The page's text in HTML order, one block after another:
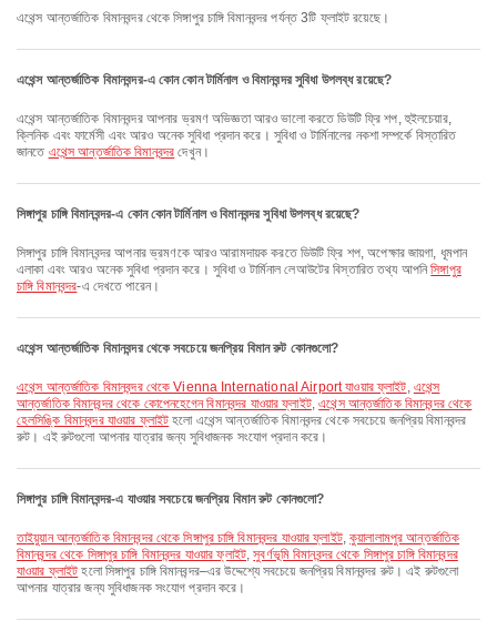
এথেন্স আন্তর্জাতিক বিমানবন্দর থেকে সিঙ্গাপুর চাঙ্গি বিমানবন্দর পর্যন্ত 3টি ফ্লাইট রয়েছে।
এথেন্স আন্তর্জাতিক বিমানবন্দর-এ কোন কোন টার্মিনাল ও বিমানবন্দর সুবিধা উপলব্ধ রয়েছে?
এথেন্স আন্তর্জাতিক বিমানবন্দর আপনার ভ্রমণ অভিজ্ঞতা আরও ভালো করতে ডিউটি ফ্রি শপ, হুইলচেয়ার,
ক্লিনিক এবং ফার্মেসী এবং আরও অনেক সুবিধা প্রদান করে। সুবিধা ও টার্মিনালের নকশা সম্পর্কে বিস্তারিত
জানতে এথেন্স আন্তর্জাতিক বিমানবন্দর দেখুন।
সিঙ্গাপুর চাঙ্গি বিমানবন্দর-এ কোন কোন টার্মিনাল ও বিমানবন্দর সুবিধা উপলব্ধ রয়েছে?
সিঙ্গাপুর চাঙ্গি বিমানবন্দর আপনার ভ্রমণকে আরও আরামদায়ক করতে ডিউটি ফ্রি শপ, অপেক্ষার জায়গা, ধূমপান
এলাকা এবং আরও অনেক সুবিধা প্রদান করে। সুবিধা ও টার্মিনাল লেআউটের বিস্তারিত তথ্য আপনিসিঙ্গাপুর
চাঙ্গি বিমানবন্দর-এ দেখতে পারেন।
এথেন্স আন্তর্জাতিক বিমানবন্দর থেকে সবচেয়ে জনপ্রিয় বিমান রুট কোনগুলো?
এথেন্স আন্তর্জাতিক বিমানবন্দর থেকে Vienna International Airport যাওয়ার ফ্লাইট, এথেন্স
আন্তর্জাতিক বিমানবন্দর থেকে কোপেনহেগেন বিমানবন্দর যাওয়ার ফ্লাইট,এথেন্স আন্তর্জাতিক বিমানবন্দর থেকে
হেলসিঙ্কি বিমানবন্দর যাওয়ার ফ্লাইট হলো এথেন্স আন্তর্জাতিক বিমানবন্দর থেকে সবচেয়ে জনপ্রিয় বিমানবন্দর
রুট। এই রুটগুলো আপনার যাত্রার জন্য সুবিধাজনক সংযোগ প্রদান করে।
সিঙ্গাপুর চাঙ্গি বিমানবন্দর-এ যাওয়ার সবচেয়ে জনপ্রিয় বিমান রুট কোনগুলো?
তাইয়ুয়ান আন্তর্জাতিক বিমানবন্দর থেকে সিঙ্গাপুর চাঙ্গি বিমানবন্দর যাওয়ার ফ্লাইট,কুয়ালালামপুর আন্তর্জাতিক
বিমানবন্দর থেকে সিঙ্গাপুর চাঙ্গি বিমানবন্দর যাওয়ার ফ্লাইট,সুবর্ণভূমি বিমানবন্দর থেকে সিঙ্গাপুর চাঙ্গি বিমানবন্দর
যাওয়ার ফ্লাইট হলো সিঙ্গাপুর চাঙ্গি বিমানবন্দর–এর উদ্দেশ্যে সবচেয়ে জনপ্রিয় বিমানবন্দর রুট। এই রুটগুলো
আপনার যাত্রার জন্য সুবিধাজনক সংযোগ প্রদান করে।